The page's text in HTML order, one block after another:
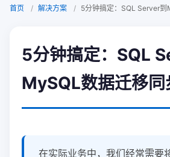
首页 解决方案 5分钟搞定：SQL Server
5分钟搞定：SQL
MySQL数据迁移同
在实际业务中，我们经常需要